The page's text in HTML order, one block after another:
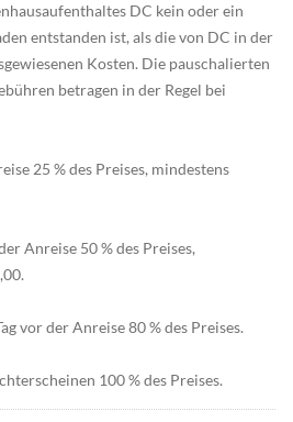
DC kein oder ein
entstanden ist, als die von DC in der
Kosten. Die pauschalierten
betragen in der Regel bei
25 % des Preises, mindestens
Anreise 50 % des Preises,
vor der Anreise 80 % des Preises.
100 % des Preises.